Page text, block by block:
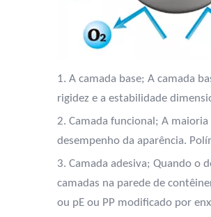
1. A camada base; A camada
rigidez e a estabilidade
2. Camada funcional; A
desempenho da aparência.
3. Camada adesiva; Quando o
camadas na parede de
ou pE ou PP modificado por